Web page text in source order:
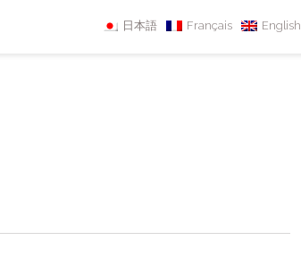
日本語 Français English